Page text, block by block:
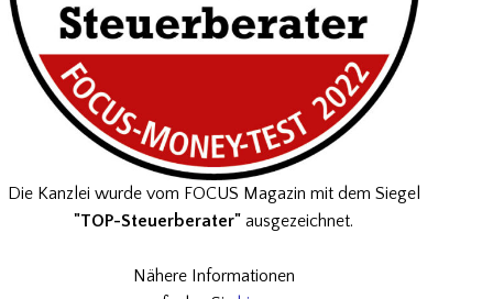
Die Kanzlei wurde vom FOCUS Magazin mit dem Siegel
"TOP-Steuerberater" ausgezeichnet.
Nähere Informationen